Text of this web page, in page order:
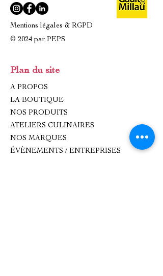
Mentions légales & RGPD
© 2024 par PEPS
Plan du site
A PROPOS
LA BOUTIQUE
NOS PRODUITS
ATELIERS CULINAIRES
NOS MARQUES
ÉVÈNEMENTS / ENTREPRISES